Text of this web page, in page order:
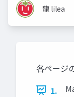
龍 lilea
各ページ
1.